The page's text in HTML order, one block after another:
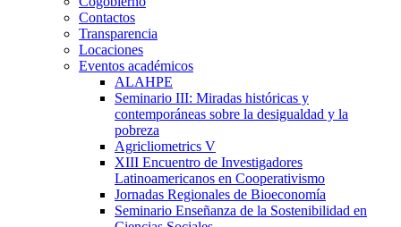
Contactos
Transparencia
Locaciones
Eventos académicos
ALAHPE
Seminario III: Miradas históricas y
contemporáneas sobre la desigualdad y la
pobreza
Agricliometrics V
XIII Encuentro de Investigadores
Latinoamericanos en Cooperativismo
Jornadas Regionales de Bioeconomía
Seminario Enseñanza de la Sostenibilidad en